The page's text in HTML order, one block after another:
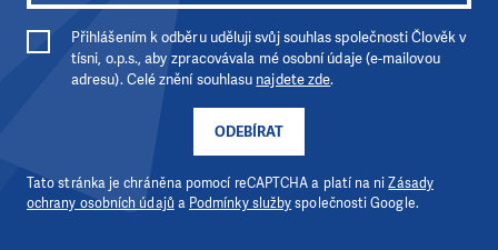
ODEBÍRAT
Přihlášením k odběru uděluji svůj souhlas společnosti Člověk v
tísni, o.p.s., aby zpracovávala mé osobní údaje (e-mailovou
adresu). Celé znění souhlasu najdete zde.
Tato stránka je chráněna pomocí reCAPTCHA a platí na niZásady
ochrany osobních údajů a Podmínky službyspolečnosti Google.